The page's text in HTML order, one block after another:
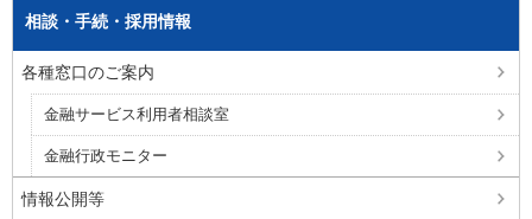
相談・手続・採用情報
各種窓口のご案内
金融サービス利用者相談室
金融行政モニター
情報公開等